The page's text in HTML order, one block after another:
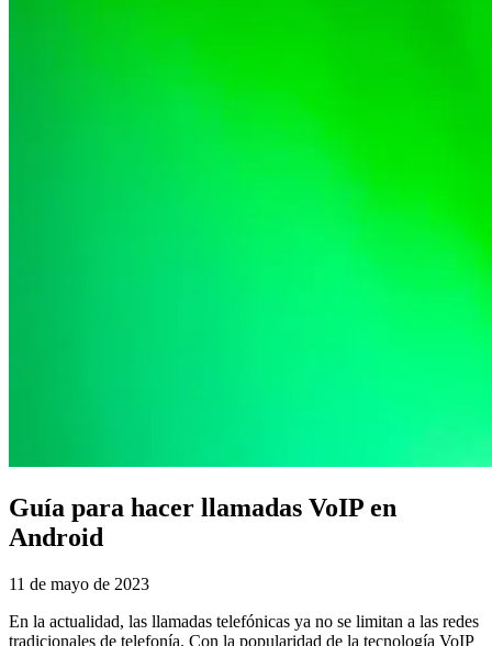
Guía para hacer llamadas VoIP en
Android
11 de mayo de 2023
En la actualidad, las llamadas telefónicas ya no se limitan a las redes
tradicionales de telefonía. Con la popularidad de la tecnología VoIP